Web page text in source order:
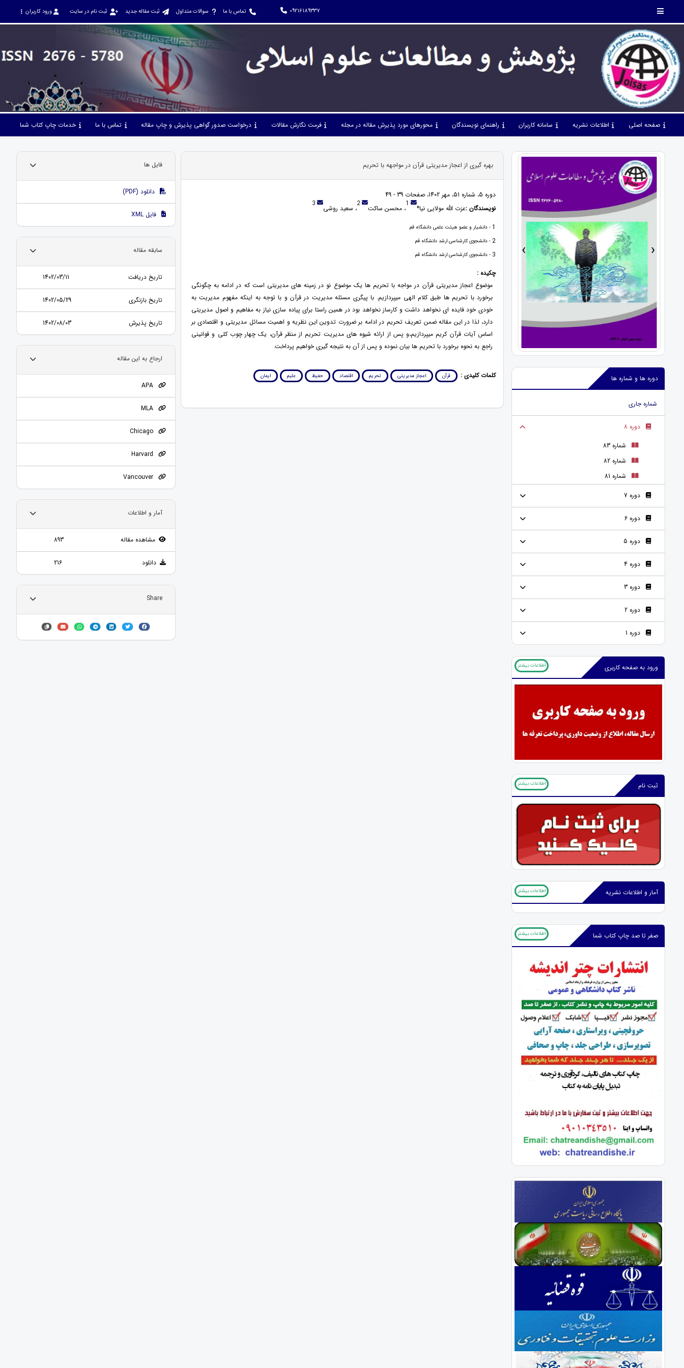
09216189337 تماس با ما سوالات متداول ثبت مقاله جدید ثبت نام در سایت ورود کاربران
صفحه اصلی اطلاعات نشریه سامانه کاربران راهنمای نویسندگان محورهای مورد پذیرش مقاله در مجله فرمت نگارش مقالات درخواست صدور گواهی پذیرش و چاپ مقاله تماس با ما خدمات چاپ کتاب شما
› ‹
دوره ها و شماره ها
شماره جاری
دوره 8
شماره 83
شماره 82
شماره 81
دوره 7
دوره 6
دوره 5
دوره 4
دوره 3
دوره 2
دوره 1
ورود به صفحه کاربری اطلاعات بیشتر
ثبت نام اطلاعات بیشتر
آمار و اطلاعات نشریه اطلاعات بیشتر
صفر تا صد چاپ کتاب شما اطلاعات بیشتر
بهره گیری از اعجاز مدیریتی قرآن در مواجهه با تحریم
دوره 5، شماره 51، مهر 1402، صفحات 39 - 49
نویسندگان :عزت الله مولایی نیا* 1، محسن ساکت 2، سعید روشی 3
1 - دانشیار و عضو هیئت علمی دانشگاه قم
2 - دانشجوی کارشناسی ارشد دانشگاه قم
3 - دانشجوی کارشناسی ارشد دانشگاه قم
چکیده :
موضوع اعجاز مدیریتی قرآن در مواجه با تحریم ها یک موضوع نو در زمینه های مدیریتی است که در ادامه به چگونگی
برخورد با تحریم ها طبق کلام الهی میپردازیم. با پیگری مسئله مدیریت در قرآن و با توجه به اینکه مفهوم مدیریت به
خودی خود فایده ای نخواهد داشت و کارساز نخواهد بود در همین راستا برای پیاده سازی نیاز به مفاهیم و اصول مدیریتی
دارد، لذا در این مقاله ضمن تعریف تحریم در ادامه بر ضرورت تدوین این نظریه و اهمیت مسائل مدیریتی و اقتصادی بر
اساس آیات قرآن کریم میپردازیم،و پس از ارائه شیوه های مدیریت تحریم از منظر قرآن، یک چهار چوب کلی و قوانینی
راجع به نحوه برخورد با تحریم ها بیان نموده و پس از آن به نتیجه گیری خواهیم پرداخت.
کلمات کلیدی : قرآن اعجاز مدیریتی تحریم اقتصاد حفیظ علیم ایمان
فایل ها
دانلود (PDF)
فایل XML
سابقه مقاله
تاریخ دریافت 1402/03/11
تاریخ بازنگری 1402/05/29
تاریخ پذیرش 1402/08/03
ارجاع به این مقاله
آمار و اطلاعات
مشاهده مقاله 893
دانلود 216
Share